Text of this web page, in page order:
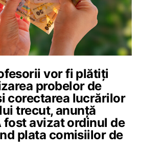
vor fi plătiți
probelor de
corectarea lucrărilor
trecut, anunță
fost avizat ordinul de
plata comisiilor de